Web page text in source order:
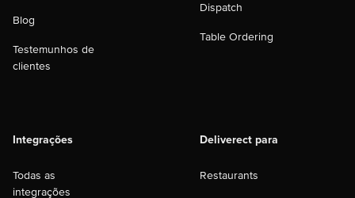
Blog
Testemunhos de
clientes
Dispatch
Table Ordering
Integrações
Todas as
integrações
Deliverect para
Restaurants